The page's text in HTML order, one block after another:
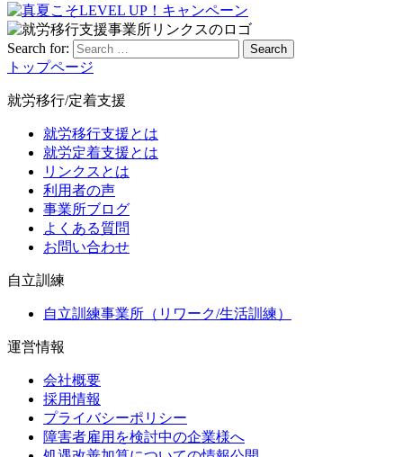
Search for: Search
トップページ
就労移行/定着支援
就労移行支援とは
就労定着支援とは
リンクスとは
利用者の声
事業所ブログ
よくある質問
お問い合わせ
自立訓練
自立訓練事業所（リワーク/生活訓練）
運営情報
会社概要
採用情報
プライバシーポリシー
障害者雇用を検討中の企業様へ